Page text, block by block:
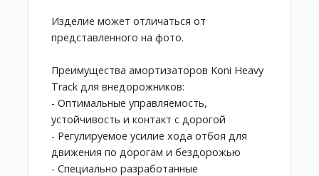
Изделие может отличаться от
представленного на фото.
Преимущества амортизаторов Koni Heavy
Track для внедорожников:
- Оптимальные управляемость,
устойчивость и контакт с дорогой
- Регулируемое усилие хода отбоя для
движения по дорогам и бездорожью
- Специально разработанные